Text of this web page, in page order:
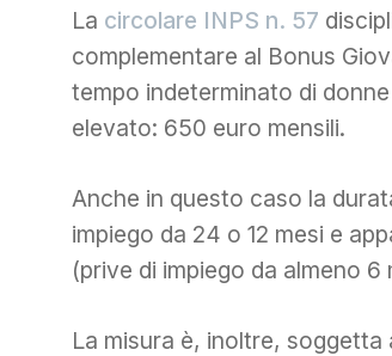
La circolare INPS n. 57
complementare al Bonus
tempo indeterminato di
elevato: 650 euro mensili.
Anche in questo caso la
impiego da 24 o 12 mesi e
(prive di impiego da almeno
La misura è, inoltre, soggetta